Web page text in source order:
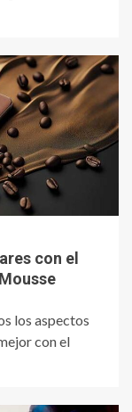
con el
los aspectos
con el